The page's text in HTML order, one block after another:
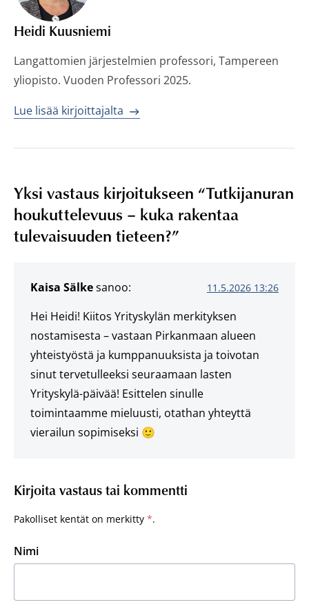
Heidi Kuusniemi
Langattomien järjestelmien professori, Tampereen
yliopisto. Vuoden Professori 2025.
Lue lisää kirjoittajalta
Yksi vastaus kirjoitukseen “Tutkijanuran
houkuttelevuus – kuka rakentaa
tulevaisuuden tieteen?”
Kaisa Sälkesanoo: 11.5.2026 13:26
Hei Heidi! Kiitos Yrityskylän merkityksen
nostamisesta – vastaan Pirkanmaan alueen
yhteistyöstä ja kumppanuuksista ja toivotan
sinut tervetulleeksi seuraamaan lasten
Yrityskylä-päivää! Esittelen sinulle
toimintaamme mieluusti, otathan yhteyttä
vierailun sopimiseksi 🙂
Kirjoita vastaus tai kommentti
Pakolliset kentät on merkitty *.
Nimi